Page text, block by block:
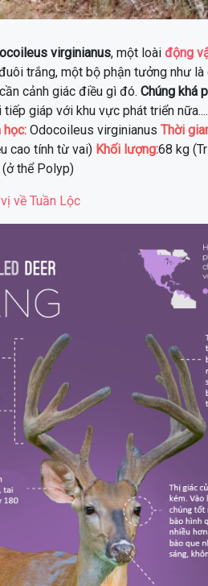
virginianus, một loài động
trắng, một bộ phận tưởng như
cảnh giác điều gì đó. Chúng khá
giáp với khu vực phát triển nữa....
học: Odocoileus virginianus Thời
cao tính từ vai) Khối lượng:68 kg
thể Polyp)
về Tuần Lộc